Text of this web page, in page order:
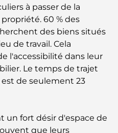
aux Émirats arabes unis :
modernes
: Là où divertissement et
à Dubaï : un guide
Hills : une vision pour la
à passer de la
60 % des
des biens situés
de travail. Cela
l'accessibilité dans leur
Le temps de trajet
de seulement 23
un fort désir d'espace de
que leurs